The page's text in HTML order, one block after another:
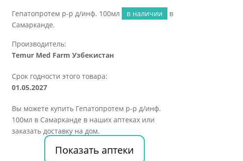
Гепатопротем р-р д/инф. 100мл в наличии
в
Самарканде.
Производитель:
Temur Med Farm Узбекистан
Срок годности этого товара:
01.05.2027
Вы можете купить Гепатопротем р-р д/инф.
100мл в Самарканде в наших аптеках или
заказать доставку на дом.
Показать аптеки